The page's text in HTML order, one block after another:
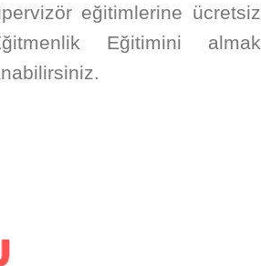
eğitimlerine ücretsiz
Eğitimini almak